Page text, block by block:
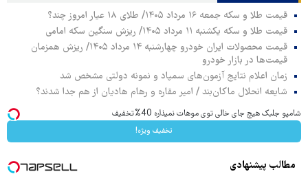
قیمت طلا و سکه جمعه ۱۶ مرداد ۱۴۰۵/ طلای ۱۸ عیار امروز چند؟
قیمت طلا و سکه یکشنبه ۱۱ مرداد ۱۴۰۵/ ریزش سنگین سکه امامی
قیمت محصولات ایران خودرو چهارشنبه ۱۴ مرداد ۱۴۰۵/ ریزش همزمان
قیمت‌ها در بازار خودرو
زمان اعلام نتایج آزمون‌های سمپاد و نمونه دولتی مشخص شد
شایعه انحلال ماکان‌بند / امیر مقاره و رهام هادیان از هم جدا شدند؟
شامپو جلبک هیچ جای خالی توی موهات نمیذاره 40%تخفیف
تخفیف ویژه!
مطالب پیشنهادی